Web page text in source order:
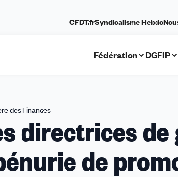
CFDT.frSyndicalisme Hebdo
Fédération DGFiP
des Finances
lignes
directrices
de
gestion
directrices
de